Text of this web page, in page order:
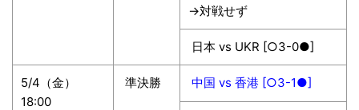
→対戦せず
日本 vs UKR [○3-0●]
5/4（金）
18:00
準決勝 中国 vs 香港 [○3-1●]